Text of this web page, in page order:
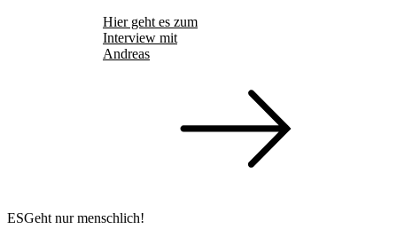
Hier geht es zum
Interview mit
Andreas
ESGeht nur menschlich!